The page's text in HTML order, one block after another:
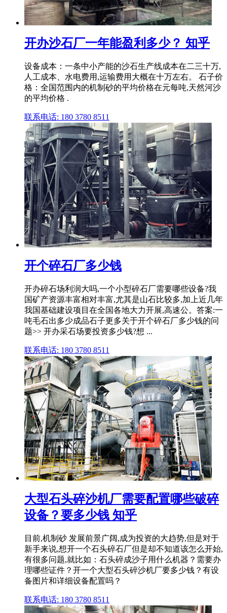
开办沙石厂一年能盈利多少？ 知乎
设备成本：一条中小产能的沙石生产线成本在二三十万,
人工成本、水电费用,运输费用大概在十万左右。 石子价
格：全国范围内的机制砂的平均价格在元每吨,天然河沙
的平均价格 .
联系电话: 180 3780 8511
开个碎石厂多少钱
开办碎石场利润大吗,一个小型碎石厂需要哪些设备?我
国矿产资源丰富相对丰富,尤其是山石比较多,加上近几年
我国基础建设项目在全国各地大力开展,高速公。答案:一
吨毛石出多少成品石子更多关于开个碎石厂多少钱的问
题>> 开办采石场要投资多少钱?想 ...
联系电话: 180 3780 8511
大型石头碎沙机厂需要配置哪些破碎
设备？要多少钱 知乎
目前,机制砂 发展前景广阔,成为投资的大趋势,但是对于
新手来说,想开一个石头碎石厂但是却不知道该怎么开始,
有很多问题,就比如：石头碎成沙子用什么机器？需要办
理哪些证件？开一个大型石头碎沙机厂要多少钱？有设
备图片和详细设备配置吗？
联系电话: 180 3780 8511